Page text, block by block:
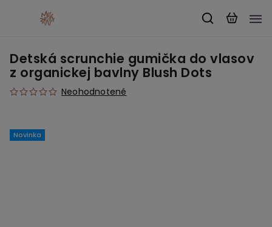
Detská scrunchie gumička do vlasov
z organickej bavlny Blush Dots
Neohodnotené
Novinka